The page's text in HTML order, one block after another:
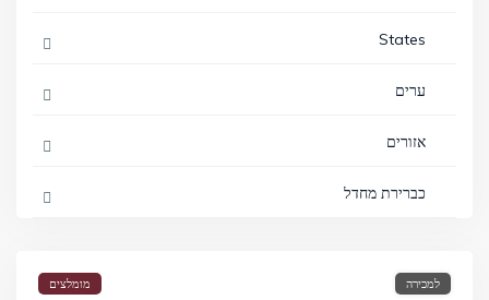
States
ערים
אזורים
כברירת מחדל
מומלצים למכירה